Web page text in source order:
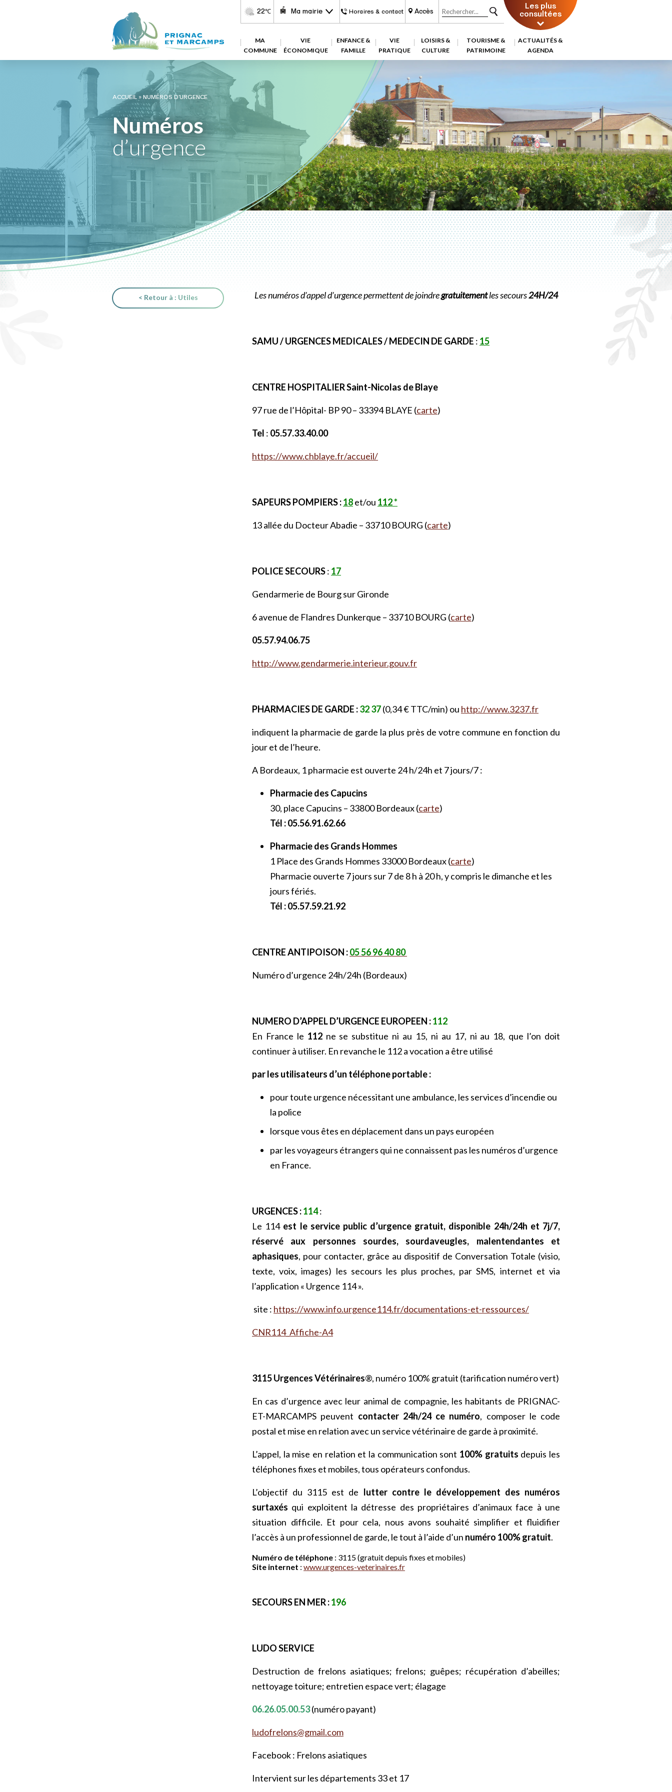
22℃ Ma mairie Horaires & contact Accès Les plus
consultées
MA
COMMUNE
VIE
ÉCONOMIQUE
ENFANCE &
FAMILLE
VIE
PRATIQUE
LOISIRS &
CULTURE
TOURISME &
PATRIMOINE
ACTUALITÉS &
AGENDA
ACCUEIL»NUMÉROS D’URGENCE
Numéros
d’urgence
< Retour à : Utiles Les numéros d’appel d’urgence permettent de joindregratuitementles secours24H/24
SAMU / URGENCES MEDICALES / MEDECIN DE GARDE : 15
CENTRE HOSPITALIER Saint-Nicolas de Blaye
97 rue de l’Hôpital- BP 90 – 33394 BLAYE (carte)
Tel : 05.57.33.40.00
https://www.chblaye.fr/accueil/
SAPEURS POMPIERS :18et/ou 112 *
13 allée du Docteur Abadie – 33710 BOURG (carte)
POLICE SECOURS: 17
Gendarmerie de Bourg sur Gironde
6 avenue de Flandres Dunkerque – 33710 BOURG (carte)
05.57.94.06.75
http://www.gendarmerie.interieur.gouv.fr
PHARMACIES DE GARDE :32 37(0,34 € TTC/min) ou http://www.3237.fr
indiquent la pharmacie de garde la plus près de votre commune en fonction du
jour et de l’heure.
A Bordeaux, 1 pharmacie est ouverte 24 h/24h et 7 jours/7 :
Pharmacie des Capucins
30, place Capucins – 33800 Bordeaux (carte)
Tél : 05.56.91.62.66
Pharmacie des Grands Hommes
1 Place des Grands Hommes 33000 Bordeaux (carte)
Pharmacie ouverte 7 jours sur 7 de 8 h à 20 h, y compris le dimanche et les
jours fériés.
Tél :05.57.59.21.92
CENTRE ANTIPOISON :05 56 96 40 80
Numéro d’urgence 24h/24h (Bordeaux)
NUMERO D’APPEL D’URGENCE EUROPEEN :112
En France le 112ne se substitue ni au 15, ni au 17, ni au 18, que l’on doit
continuer à utiliser. En revanche le 112 a vocation a être utilisé
par les utilisateurs d’un téléphone portable :
pour toute urgence nécessitant une ambulance, les services d’incendie ou
la police
lorsque vous êtes en déplacement dans un pays européen
par les voyageurs étrangers qui ne connaissent pas les numéros d’urgence
en France.
URGENCES :114:
Le 114 est le service public d’urgence gratuit, disponible 24h/24h et 7j/7,
réservé aux personnes sourdes, sourdaveugles, malentendantes et
aphasiques, pour contacter, grâce au dispositif de Conversation Totale (visio,
texte, voix, images) les secours les plus proches, par SMS, internet et via
l’application « Urgence 114 ».
site : https://www.info.urgence114.fr/documentations-et-ressources/
CNR114_Affiche-A4
3115 Urgences Vétérinaires®, numéro 100% gratuit (tarification numéro vert)
En cas d’urgence avec leur animal de compagnie, les habitants de PRIGNAC-
ET-MARCAMPS peuvent contacter 24h/24 ce numéro, composer le code
postal et mise en relation avec un service vétérinaire de garde à proximité.
L’appel, la mise en relation et la communication sont 100% gratuits depuis les
téléphones fixes et mobiles, tous opérateurs confondus.
L’objectif du 3115 est de lutter contre le développement des numéros
surtaxés qui exploitent la détresse des propriétaires d’animaux face à une
situation difficile. Et pour cela, nous avons souhaité simplifier et fluidifier
l’accès à un professionnel de garde, le tout à l’aide d’un numéro 100% gratuit.
Numéro de téléphone : 3115 (gratuit depuis fixes et mobiles)
Site internet : www.urgences-veterinaires.fr
SECOURS EN MER :196
LUDO SERVICE
Destruction de frelons asiatiques; frelons; guêpes; récupération d’abeilles;
nettoyage toiture; entretien espace vert; élagage
06.26.05.00.53(numéro payant)
ludofrelons@gmail.com
Facebook : Frelons asiatiques
Intervient sur les départements 33 et 17